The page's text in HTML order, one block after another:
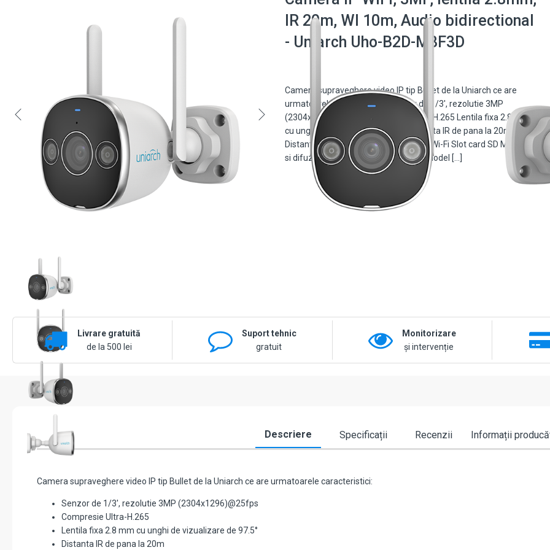
IR 20m, Wl 10m, Audio bidirectional
- Uniarch Uho-B2D-M3F3D
Camera supraveghere video IP tip Bullet de la Uniarch ce are
urmatoarele caracteristici: Senzor de 1/3', rezolutie 3MP
(2304x1296)@25fps Compresie Ultra-H.265 Lentila fixa 2.8 mm
cu unghi de vizualizare de 97.5° Distanta IR de pana la 20m
Distanta Lumina Alba de pana la 10m Wi-Fi Slot card SD Microfon
si difuzor incorporate Protectie IP67 Model […]
Livrare gratuită
de la 500 lei
Suport tehnic
gratuit
Monitorizare
și intervenție
Descriere Specificații Recenzii Informații
Camera supraveghere video IP tip Bullet de la Uniarch ce are urmatoarele caracteristici:
Senzor de 1/3', rezolutie 3MP (2304x1296)@25fps
Compresie Ultra-H.265
Lentila fixa 2.8 mm cu unghi de vizualizare de 97.5°
Distanta IR de pana la 20m